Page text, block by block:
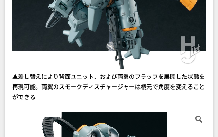
▲差し替えにより背面ユニット、および両翼のフラップを展開した状態を
再現可能。両翼のスモークディスチャージャーは根元で角度を変えること
ができる